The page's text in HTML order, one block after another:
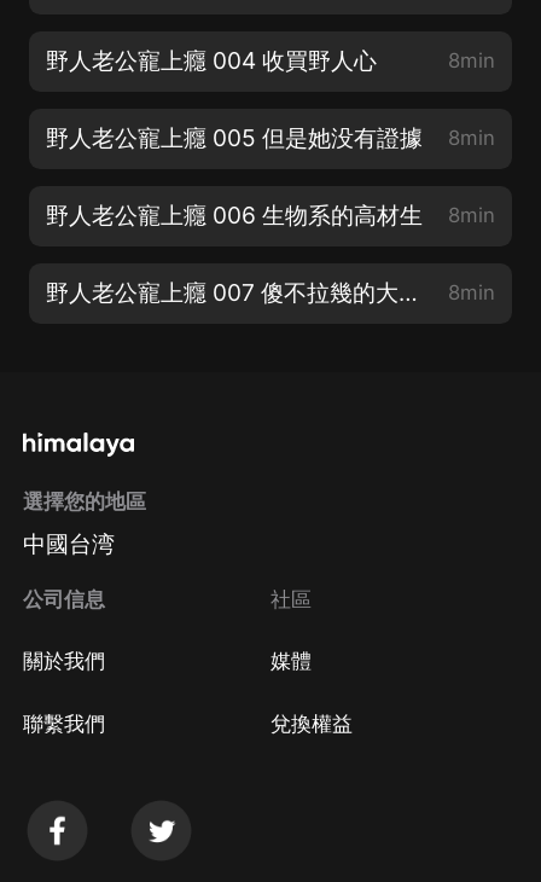
野人老公寵上癮 004 收買野人心 8min
野人老公寵上癮 005 但是她没有證據 8min
野人老公寵上癮 006 生物系的高材生 8min
野人老公寵上癮 007 傻不拉幾的大骨頭 8min
選擇您的地區
中國台湾
公司信息
關於我們
聯繫我們
社區
媒體
兌換權益